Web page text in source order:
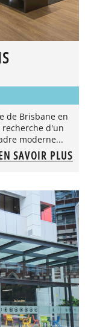
de Brisbane en
d'un
moderne...
SAVOIR PLUS